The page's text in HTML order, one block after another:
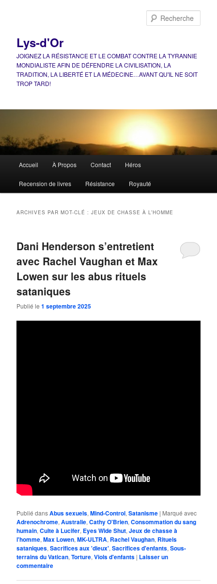
Lys-d'Or
JOIGNEZ LA RÉSISTANCE ET LE COMBAT CONTRE LA TYRANNIE
MONDIALISTE AFIN DE DÉFENDRE LA CIVILISATION, LA
TRADITION, LA LIBERTÉ ET LA MÉDECINE…AVANT QU'IL NE SOIT
TROP TARD!
principal
Accueil À Propos Contact Héros
Recension de livres Résistance Royauté
ARCHIVES PAR MOT-CLÉ :JEUX DE CHASSE À L’HOMME
Dani Henderson s’entretient
avec Rachel Vaughan et Max
Lowen sur les abus rituels
sataniques
Publié le1 septembre 2025
Publié dansAbus sexuels,Mind-Control,Satanisme | Marqué avec
Adrenochrome,Australie,Cathy O'Brien,Consommation du sang
humain,Culte à Lucifer, Eyes Wide Shut,Jeux de chasse à
l'homme,Max Lowen,MK-ULTRA, Rachel Vaughan, Rituels
sataniques,Sacrifices aux 'dieux',Sacrifices d'enfants,Sous-
terrains du Vatican,Torture,Viols d'enfants | Laisser un
commentaire